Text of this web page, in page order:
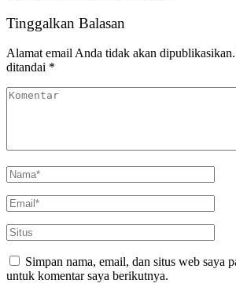
Tinggalkan Balasan
Alamat email Anda tidak akan dipublikasikan.
ditandai *
Simpan nama, email, dan situs web saya
untuk komentar saya berikutnya.